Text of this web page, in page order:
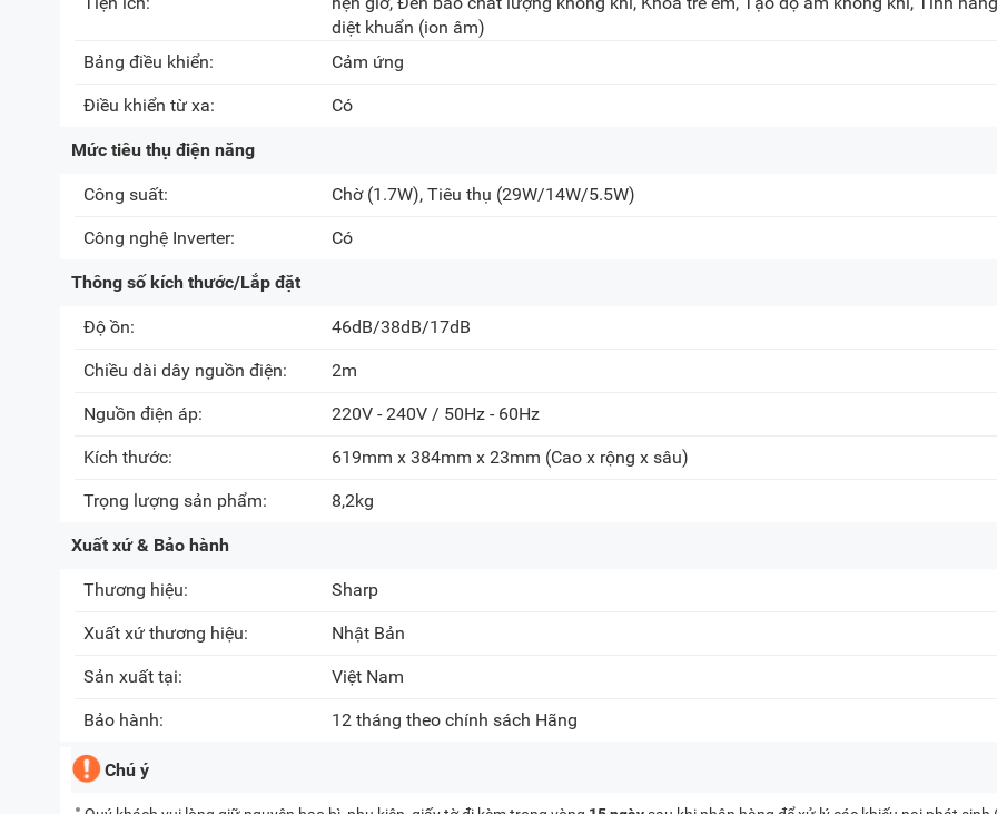
diệt khuẩn (ion âm)
Bảng điều khiển:
Cảm ứng
Điều khiển từ xa: Có
Mức tiêu thụ điện năng
Công suất: Chờ (1.7W), Tiêu thụ (29W/14W/5.5W)
Công nghệ Inverter: Có
Thông số kích thước/Lắp đặt
Độ ồn: 46dB/38dB/17dB
Chiều dài dây nguồn điện: 2m
Nguồn điện áp: 220V - 240V / 50Hz - 60Hz
Kích thước: 619mm x 384mm x 23mm (Cao x rộng x sâu)
Trọng lượng sản phẩm: 8,2kg
Xuất xứ & Bảo hành
Thương hiệu: Sharp
Xuất xứ thương hiệu: Nhật Bản
Sản xuất tại: Việt Nam
Bảo hành: 12 tháng theo chính sách Hãng
Chú ý